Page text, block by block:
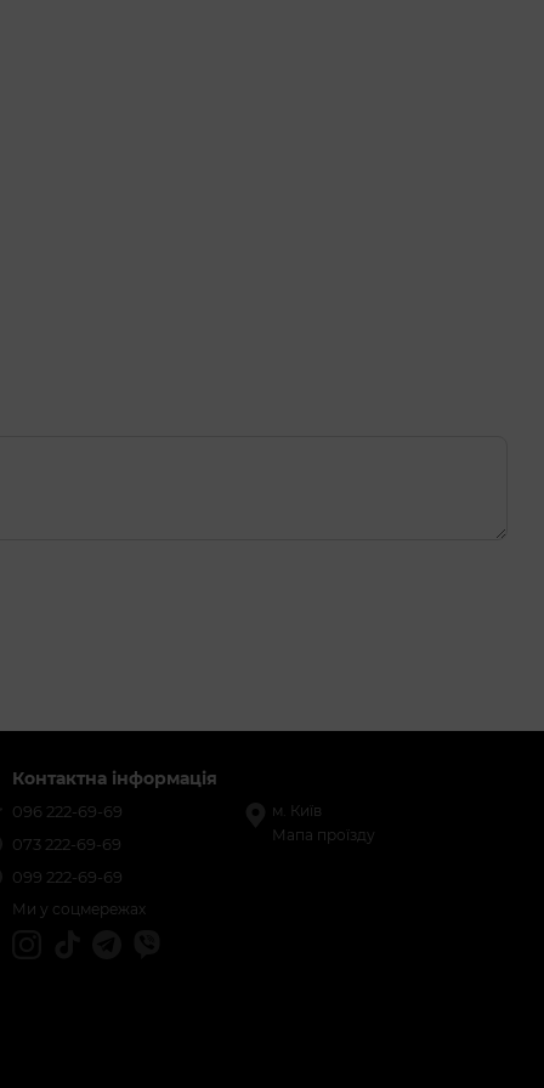
Контактна інформація
096 222-69-69
073 222-69-69
099 222-69-69
м. Київ
Мапа проїзду
Ми у соцмережах